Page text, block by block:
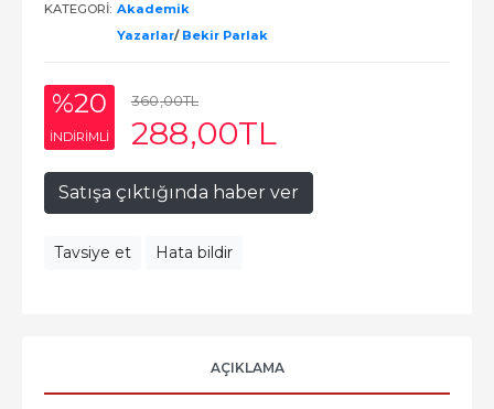
KATEGORI: Akademik
Yazarlar/ Bekir Parlak
%20
INDIRIMLI
360,00TL
288,00TL
Satışa çıktığında haber ver
Tavsiye et Hata bildir
AÇIKLAMA